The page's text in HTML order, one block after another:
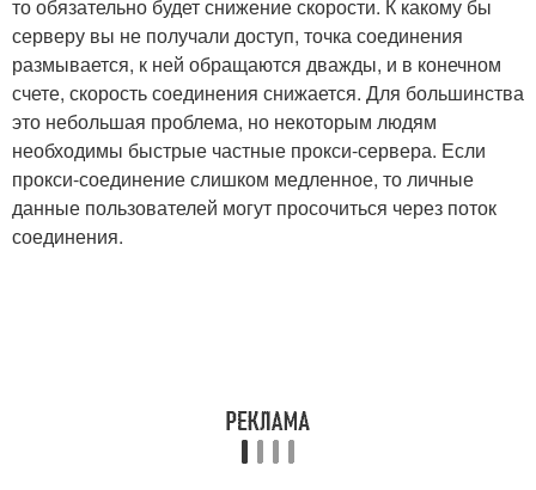
то обязательно будет снижение скорости. К какому бы
серверу вы не получали доступ, точка соединения
размывается, к ней обращаются дважды, и в конечном
счете, скорость соединения снижается. Для большинства
это небольшая проблема, но некоторым людям
необходимы быстрые частные прокси-сервера. Если
прокси-соединение слишком медленное, то личные
данные пользователей могут просочиться через поток
соединения.